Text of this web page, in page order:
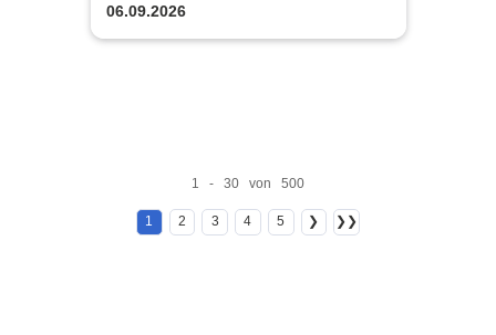
06.09.2026
1 - 30 von 500
1 2 3 4 5 ❯ ❯❯